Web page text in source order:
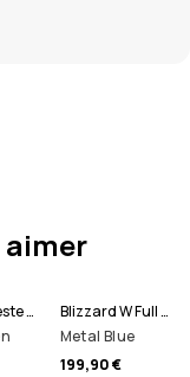
Adept W Veste Snowboard Women
Blizzard W Full Zip Veste Snowboard Women
Metal Blue
199,90 €